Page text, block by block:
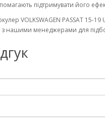
підтримувати його
VOLKSWAGEN PASSAT 15-
з нашими менеджерами для